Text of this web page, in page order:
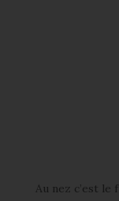
Au nez c’est